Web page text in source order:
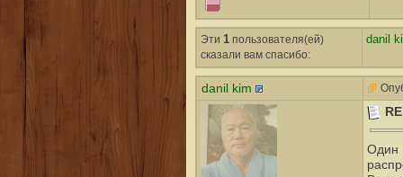
Эти 1пользователя(ей)
сказали вам cпасибо:
danil
danil kim
Один